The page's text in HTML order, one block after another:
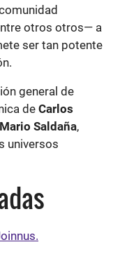
otros otros— a
ser tan potente
general de
de Carlos
Mario Saldaña,
universos